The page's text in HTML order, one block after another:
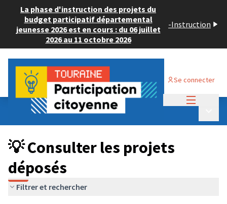
La phase d'instruction des projets du
budget participatif départemental
jeunesse 2026 est en cours : du 06 juillet
2026 au 11 octobre 2026
-Instruction
Se connecter
Budget Participatif JEUNESSE 2024
💡 Consulter les projets déposés
💡 Consulter les projets
déposés
Filtrer et rechercher